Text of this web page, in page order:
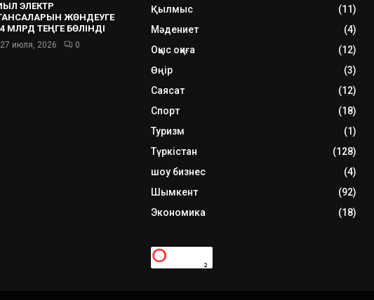
ЭЛЕКТР
ЖӨНДЕУГЕ
МЛРД ТЕҢГЕ БӨЛІНДІ
27 июля, 2026 0
Қылмыс
(11)
Мәдениет
(4)
Оқыс оқиға
(12)
Өңір
(3)
Саясат
(12)
Спорт
(18)
Туризм
(1)
Түркістан
(128)
шоу бизнес
(4)
Шымкент
(92)
Экономика
(18)